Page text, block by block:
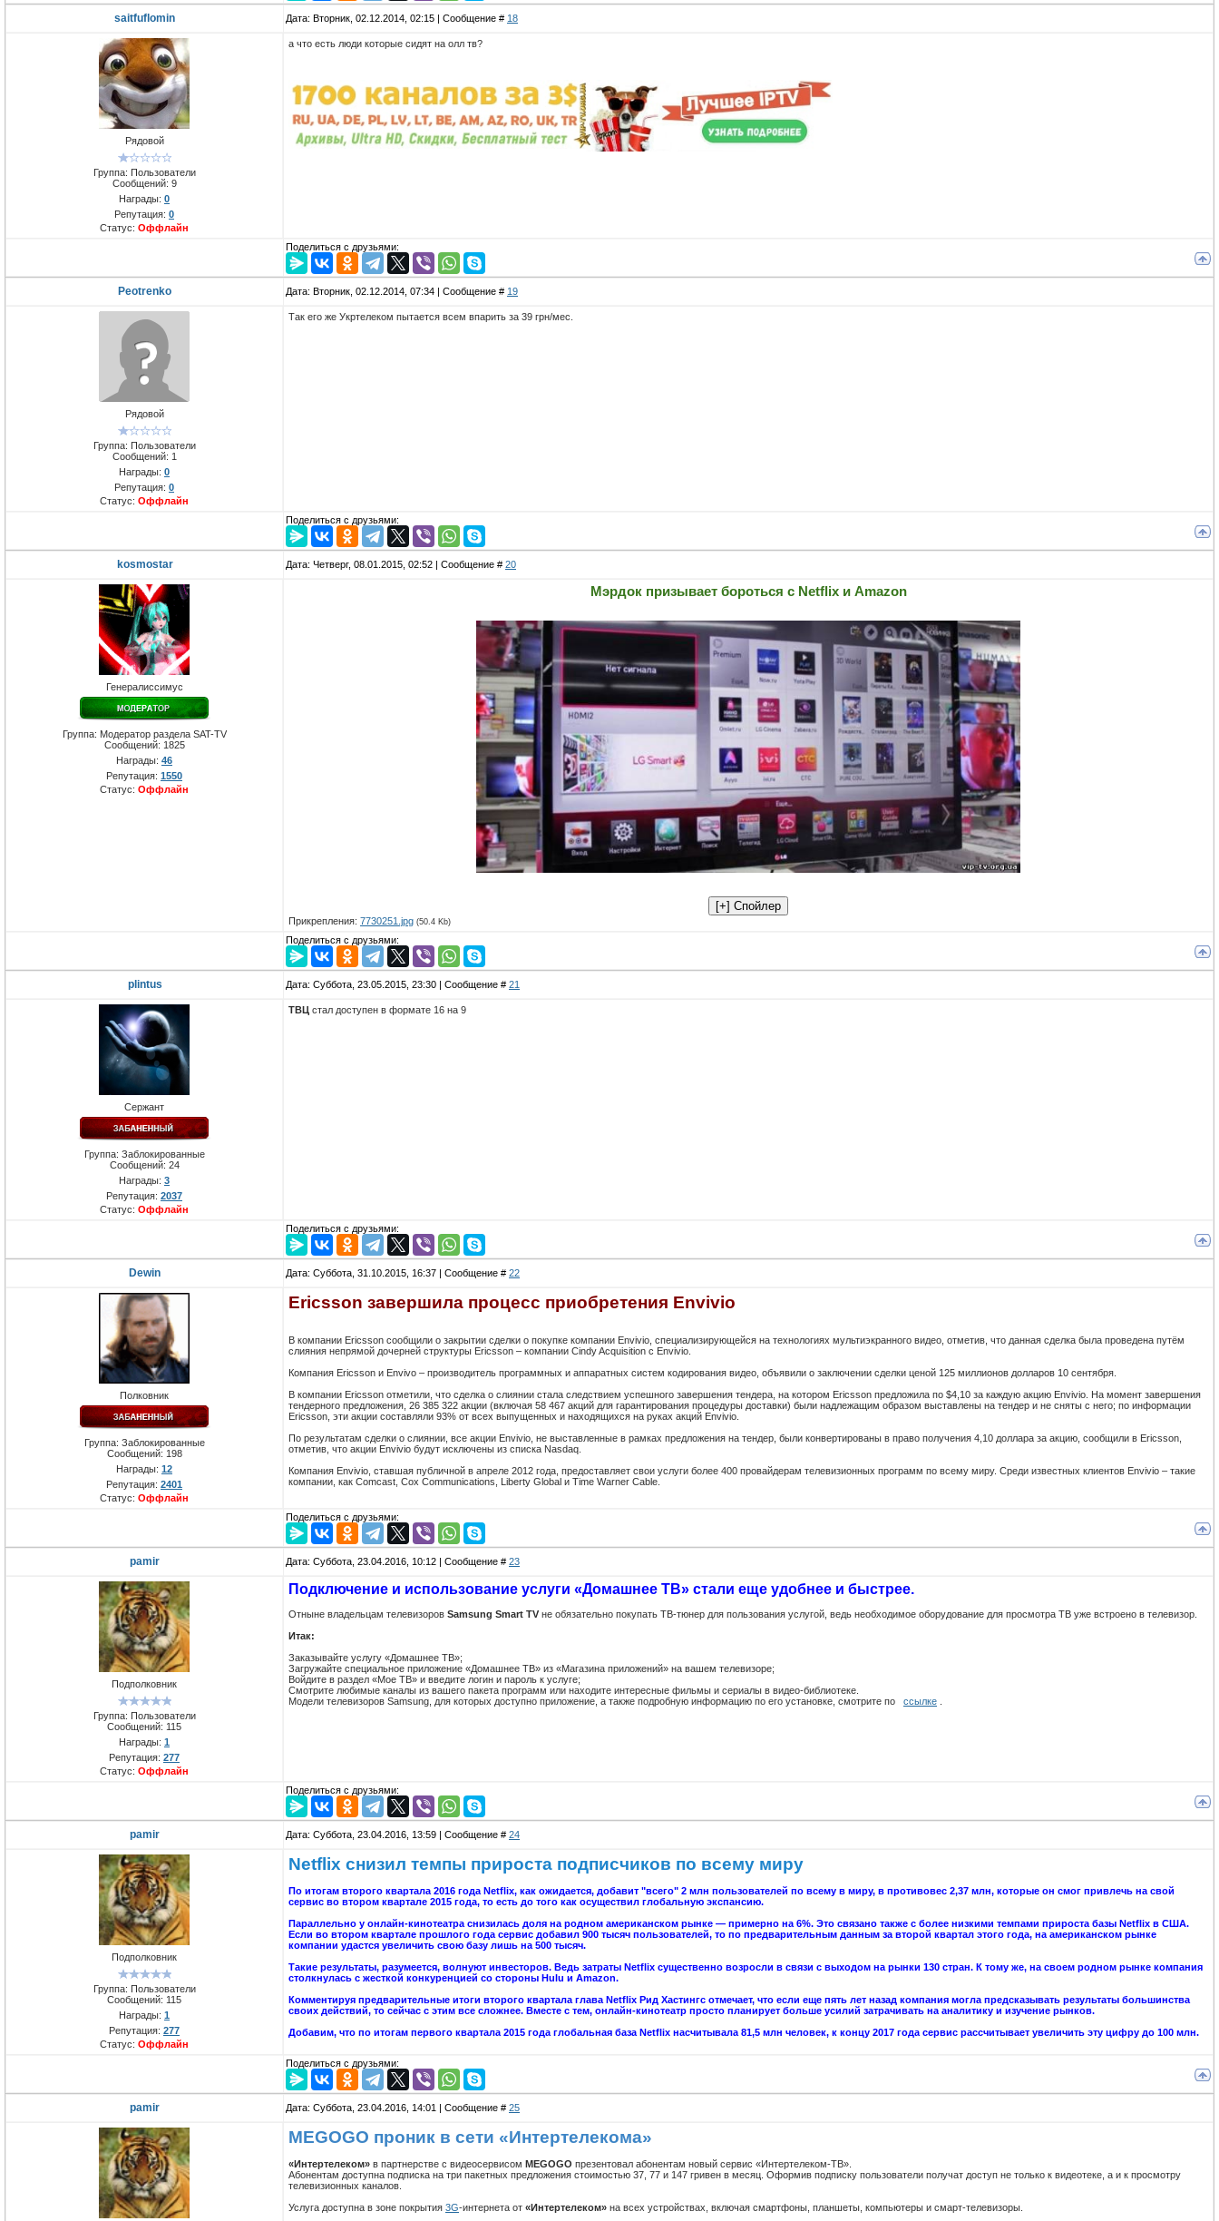
saitfuflomin Дата: Вторник, 02.12.2014, 02:15 | Сообщение # 18
Рядовой
Группа: Пользователи
Сообщений: 9
Награды: 0
Репутация: 0
Статус: Оффлайн
а что есть люди которые сидят на олл тв?
Поделиться с друзьями:
Peotrenko Дата: Вторник, 02.12.2014, 07:34 | Сообщение # 19
Рядовой
Группа: Пользователи
Сообщений: 1
Награды: 0
Репутация: 0
Статус: Оффлайн
Так его же Укртелеком пытается всем впарить за 39 грн/мес.
Поделиться с друзьями:
kosmostar Дата: Четверг, 08.01.2015, 02:52 | Сообщение # 20
Генералиссимус
Группа: Модератор раздела SAT-TV
Сообщений: 1825
Награды: 46
Репутация: 1550
Статус: Оффлайн
Мэрдок призывает бороться с Netflix и Amazon
Прикрепления: 7730251.jpg (50.4 Kb)
Поделиться с друзьями:
plintus Дата: Суббота, 23.05.2015, 23:30 | Сообщение # 21
Сержант
Группа: Заблокированные
Сообщений: 24
Награды: 3
Репутация: 2037
Статус: Оффлайн
ТВЦ стал доступен в формате 16 на 9
Поделиться с друзьями:
Dewin Дата: Суббота, 31.10.2015, 16:37 | Сообщение # 22
Полковник
Группа: Заблокированные
Сообщений: 198
Награды: 12
Репутация: 2401
Статус: Оффлайн
Ericsson завершила процесс приобретения Envivio
В компании Ericsson сообщили о закрытии сделки о покупке компании Envivio, специализирующейся на технологиях мультиэкранного видео, отметив, что данная сделка была проведена путём
слияния непрямой дочерней структуры Ericsson – компании Cindy Acquisition с Envivio.
Компания Ericsson и Envivo – производитель программных и аппаратных систем кодирования видео, объявили о заключении сделки ценой 125 миллионов долларов 10 сентября.
В компании Ericsson отметили, что сделка о слиянии стала следствием успешного завершения тендера, на котором Ericsson предложила по $4,10 за каждую акцию Envivio. На момент завершения
тендерного предложения, 26 385 322 акции (включая 58 467 акций для гарантирования процедуры доставки) были надлежащим образом выставлены на тендер и не сняты с него; по информации
Ericsson, эти акции составляли 93% от всех выпущенных и находящихся на руках акций Envivio.
По результатам сделки о слиянии, все акции Envivio, не выставленные в рамках предложения на тендер, были конвертированы в право получения 4,10 доллара за акцию, сообщили в Ericsson,
отметив, что акции Envivio будут исключены из списка Nasdaq.
Компания Envivio, ставшая публичной в апреле 2012 года, предоставляет свои услуги более 400 провайдерам телевизионных программ по всему миру. Среди известных клиентов Envivio – такие
компании, как Comcast, Cox Communications, Liberty Global и Time Warner Cable.
Поделиться с друзьями:
pamir Дата: Суббота, 23.04.2016, 10:12 | Сообщение # 23
Подполковник
Группа: Пользователи
Сообщений: 115
Награды: 1
Репутация: 277
Статус: Оффлайн
Подключение и использование услуги «Домашнее ТВ» стали еще удобнее и быстрее.
Отныне владельцам телевизоров Samsung Smart TV не обязательно покупать ТВ-тюнер для пользования услугой, ведь необходимое оборудование для просмотра ТВ уже встроено в телевизор.
Итак:
Заказывайте услугу «Домашнее ТВ»;
Загружайте специальное приложение «Домашнее ТВ» из «Магазина приложений» на вашем телевизоре;
Войдите в раздел «Мое ТВ» и введите логин и пароль к услуге;
Смотрите любимые каналы из вашего пакета программ или находите интересные фильмы и сериалы в видео-библиотеке.
Модели телевизоров Samsung, для которых доступно приложение, а также подробную информацию по его установке, смотрите по ссылке
Поделиться с друзьями:
pamir Дата: Суббота, 23.04.2016, 13:59 | Сообщение # 24
Подполковник
Группа: Пользователи
Сообщений: 115
Награды: 1
Репутация: 277
Статус: Оффлайн
Netflix снизил темпы прироста подписчиков по всему миру
По итогам второго квартала 2016 года Netflix, как ожидается, добавит "всего" 2 млн пользователей по всему в миру, в противовес 2,37 млн, которые он смог привлечь на свой
сервис во втором квартале 2015 года, то есть до того как осуществил глобальную экспансию.
Параллельно у онлайн-кинотеатра снизилась доля на родном американском рынке — примерно на 6%. Это связано также с более низкими темпами прироста базы Netflix в США.
Если во втором квартале прошлого года сервис добавил 900 тысяч пользователей, то по предварительным данным за второй квартал этого года, на американском рынке
компании удастся увеличить свою базу лишь на 500 тысяч.
Такие результаты, разумеется, волнуют инвесторов. Ведь затраты Netflix существенно возросли в связи с выходом на рынки 130 стран. К тому же, на своем родном рынке компания
столкнулась с жесткой конкуренцией со стороны Hulu и Amazon.
Комментируя предварительные итоги второго квартала глава Netflix Рид Хастингс отмечает, что если еще пять лет назад компания могла предсказывать результаты большинства
своих действий, то сейчас с этим все сложнее. Вместе с тем, онлайн-кинотеатр просто планирует больше усилий затрачивать на аналитику и изучение рынков.
Добавим, что по итогам первого квартала 2015 года глобальная база Netflix насчитывала 81,5 млн человек, к концу 2017 года сервис рассчитывает увеличить эту цифру до 100 млн.
Поделиться с друзьями:
pamir Дата: Суббота, 23.04.2016, 14:01 | Сообщение # 25
MEGOGO проник в сети «Интертелекома»
«Интертелеком» в партнерстве с видеосервисом MEGOGO презентовал абонентам новый сервис «Интертелеком-ТВ».
Абонентам доступна подписка на три пакетных предложения стоимостью 37, 77 и 147 гривен в месяц. Оформив подписку пользователи получат доступ не только к видеотеке, а и к просмотру
телевизионных каналов.
Услуга доступна в зоне покрытия 3G-интернета от «Интертелеком» на всех устройствах, включая смартфоны, планшеты, компьютеры и смарт-телевизоры.